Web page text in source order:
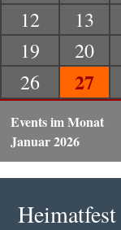
12
13
19
20
26
27
Events im Monat
Januar 2026
Heimatfest